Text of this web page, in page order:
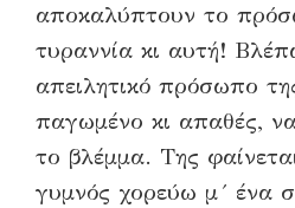
αποκαλύπτουν το
τυραννία κι αυτή!
απειλητικό πρόσωπο
παγωμένο κι απαθές,
το βλέμμα. Της
γυμνός χορεύω μ´ ένα